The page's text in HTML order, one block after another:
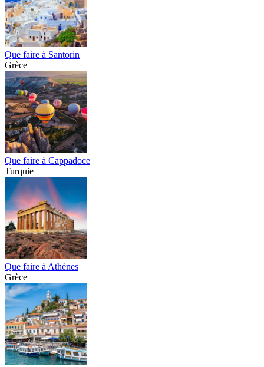
Que faire à Santorin
Grèce
Que faire à Cappadoce
Turquie
Que faire à Athènes
Grèce